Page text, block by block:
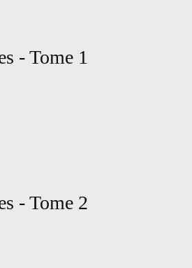
- Tome 1
- Tome 2